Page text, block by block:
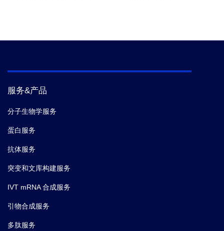
服务&产品
分子生物学服务
蛋白服务
抗体服务
突变和文库构建服务
IVT mRNA 合成服务
引物合成服务
多肽服务